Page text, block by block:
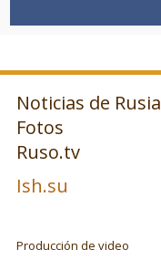
Noticias de Rusia
Fotos
Ruso.tv
Ish.su
Producción de video